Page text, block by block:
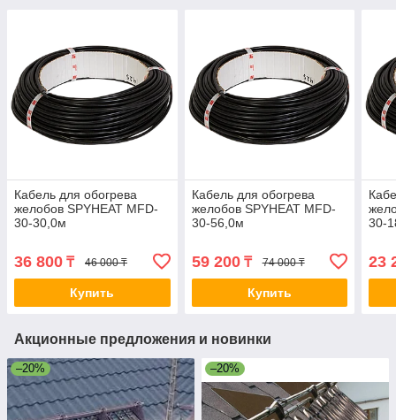
Кабель для обогрева
желобов SPYHEAT MFD-
30-30,0м
36 800 ₸ 46 000 ₸
Купить
Кабель для обогрева
желобов SPYHEAT MFD-
30-56,0м
59 200₸ 74 000 ₸
Купить
30-
23
Акционные предложения и новинки
–20% –20%